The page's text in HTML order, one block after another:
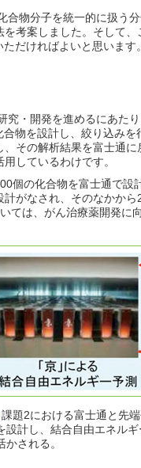
物分子を統一的に扱う
考案しました。そして、
だければよいと思います。
・開発を進めるにあた
物を設計し、絞り込み
その解析結果を富士通
しているわけです。
の化合物を富士通で設
がなされ、そのなかか
ては、がん治療薬開発に
課題2における富士通と先
設計し、結合自由エネル
かされる。